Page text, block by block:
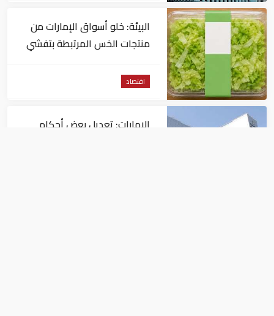
البيئة: خلو أسواق الإمارات من
منتجات الخس المرتبطة بتفشي
اقتصاد
الإمارات: تعديل بعض أحكام